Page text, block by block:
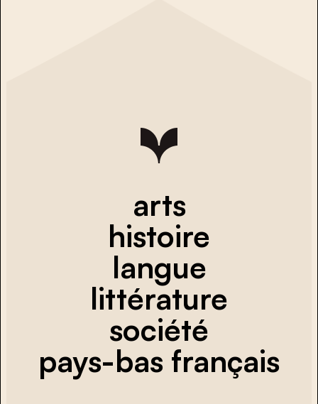
arts
histoire
langue
littérature
société
pays-bas français